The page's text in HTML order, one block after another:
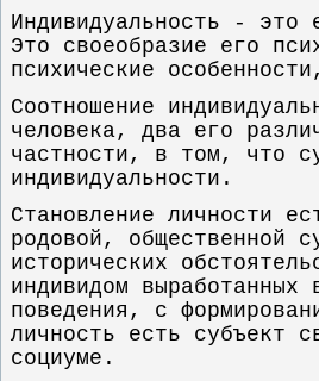
Индивидуальность - это
Это своеобразие его
психические
Соотношение
человека, два его
частности, в том, что
индивидуальности.
Становление личности
родовой, общественной
исторических
индивидом
поведения, с
личность есть субъект
социуме.